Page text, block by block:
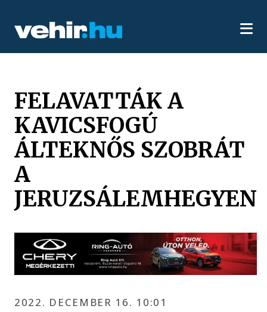
FELAVATTÁK A
KAVICSFOGÚ
ÁLTEKNŐS SZOBRÁT
A
JERUZSÁLEMHEGYEN
2022. DECEMBER 16. 10:01